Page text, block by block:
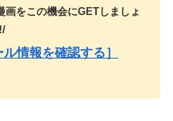
をこの機会にGETしましょ
情報を確認する］